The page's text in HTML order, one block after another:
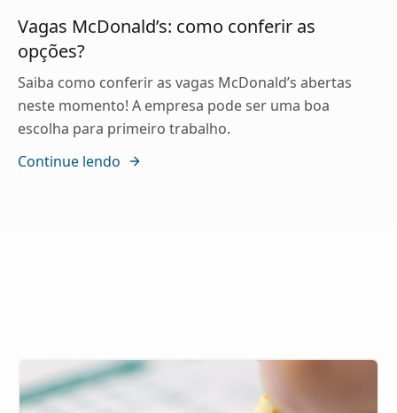
Vagas McDonald’s: como conferir as
opções?
Saiba como conferir as vagas McDonald’s abertas
neste momento! A empresa pode ser uma boa
escolha para primeiro trabalho.
Continue lendo